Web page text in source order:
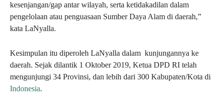
kesenjangan/gap antar wilayah, serta ketidakadilan dalam
pengelolaan atau penguasaan Sumber Daya Alam di daerah,”
kata LaNyalla.
Kesimpulan itu diperoleh LaNyalla dalam kunjungannya ke
daerah. Sejak dilantik 1 Oktober 2019, Ketua DPD RI telah
mengunjungi 34 Provinsi, dan lebih dari 300 Kabupaten/Kota di
Indonesia.